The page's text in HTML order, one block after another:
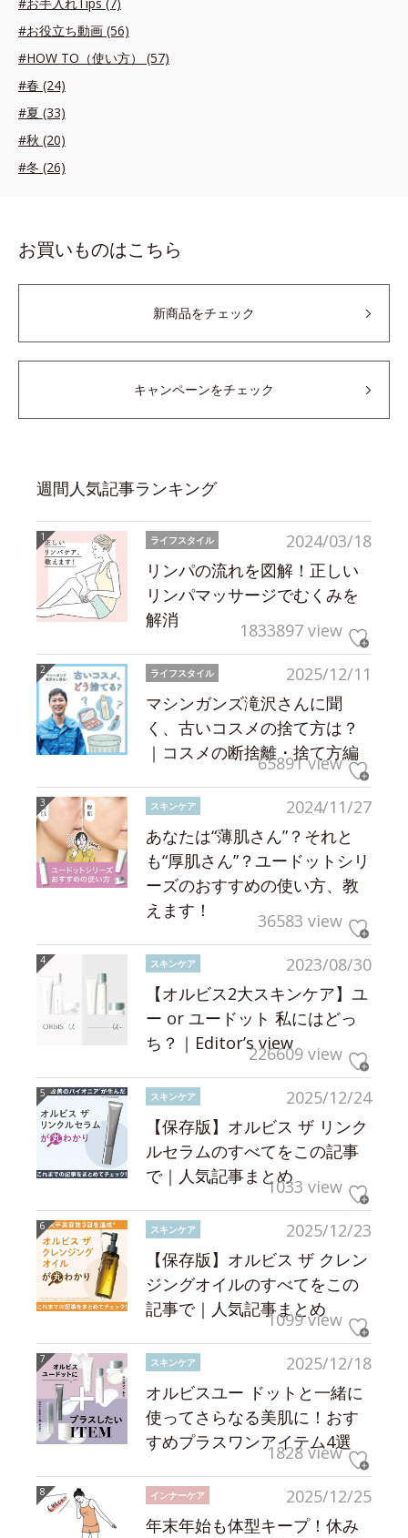
#お役立ち動画 (56)
#HOW TO（使い方） (57)
#春 (24)
#夏 (33)
#秋 (20)
#冬 (26)
お買いものはこちら
新商品をチェック
キャンペーンをチェック
週間人気記事ランキング
2024/03/18
ライフスタイル
リンパの流れを図解！正しい
リンパマッサージでむくみを
解消
1833897 view
2025/12/11
ライフスタイル
マシンガンズ滝沢さんに聞
く、古いコスメの捨て方は？
｜コスメの断捨離・捨て方編
65891 view
2024/11/27
スキンケア
あなたは“薄肌さん”？それと
も“厚肌さん”？ユードットシリ
ーズのおすすめの使い方、教
えます！
36583 view
2023/08/30
スキンケア
【オルビス2大スキンケア】ユ
ー or ユードット 私にはどっ
ち？｜Editor’s view226609 view
2025/12/24
スキンケア
【保存版】オルビス ザ リンク
ルセラムのすべてをこの記事
で｜人気記事まとめ1033 view
2025/12/23
スキンケア
【保存版】オルビス ザ クレン
ジングオイルのすべてをこの
記事で｜人気記事まとめ
1099 view
2025/12/18
スキンケア
オルビスユー ドットと一緒に
使ってさらなる美肌に！おす
すめプラスワンアイテム4選
1828 view
2025/12/25
インナーケア
年末年始も体型キープ！休み